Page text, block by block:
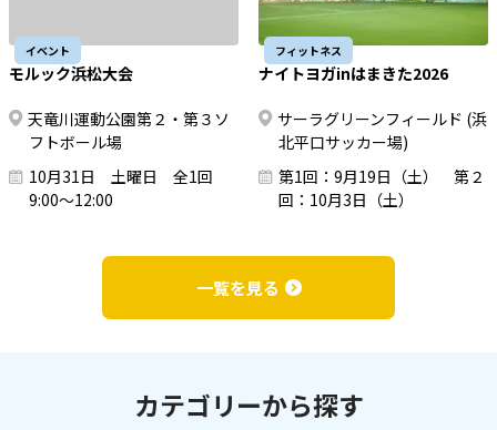
イベント
モルック浜松大会
天竜川運動公園第２・第３ソ
フトボール場
10月31日 土曜日 全1回
9:00～12:00
フィットネス
ナイトヨガinはまきた2026
サーラグリーンフィールド (浜
北平口サッカー場)
第1回：9月19日（土） 第２
回：10月3日（土）
一覧を見る
カテゴリーから探す